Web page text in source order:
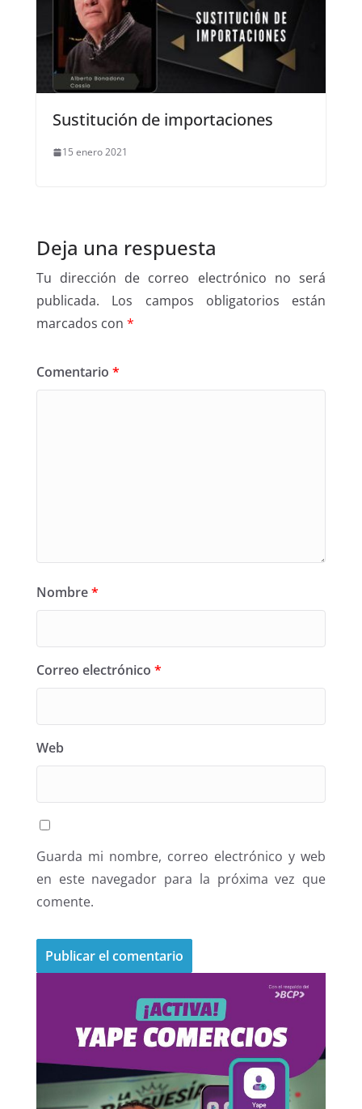
Sustitución de importaciones
15 enero 2021
Deja una respuesta
Tu dirección de correo electrónico no será
publicada.
Los campos obligatorios están
marcados con *
Comentario *
Nombre*
Correo electrónico *
Web
Guarda mi nombre, correo electrónico y web
en este navegador para la próxima vez que
comente.